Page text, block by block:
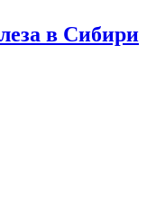
в Сибири